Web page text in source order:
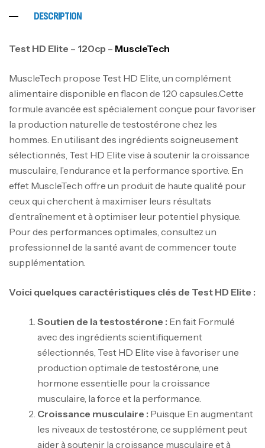
DESCRIPTION
Test HD Elite – 120cp – MuscleTech
MuscleTech propose Test HD Elite, un complément
alimentaire disponible en flacon de 120 capsules.Cette
formule avancée est spécialement conçue pour favoriser
la production naturelle de testostérone chez les
hommes. En utilisant des ingrédients soigneusement
sélectionnés, Test HD Elite vise à soutenir la croissance
musculaire, l’endurance et la performance sportive. En
effet MuscleTech offre un produit de haute qualité pour
ceux qui cherchent à maximiser leurs résultats
d’entraînement et à optimiser leur potentiel physique.
Pour des performances optimales, consultez un
professionnel de la santé avant de commencer toute
supplémentation.
Voici quelques caractéristiques clés de Test HD Elite :
Soutien de la testostérone : En fait Formulé
avec des ingrédients scientifiquement
sélectionnés, Test HD Elite vise à favoriser une
production optimale de testostérone, une
hormone essentielle pour la croissance
musculaire, la force et la performance.
Croissance musculaire : Puisque En augmentant
les niveaux de testostérone, ce supplément peut
aider à soutenir la croissance musculaire et à